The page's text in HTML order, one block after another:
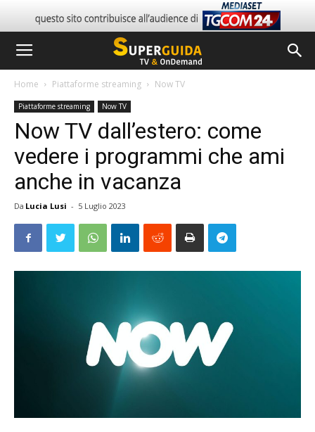
Home Piattaforme streaming Now TV
Piattaforme streaming Now TV
Now TV dall’estero: come
vedere i programmi che ami
anche in vacanza
Da Lucia Lusi - 5 Luglio 2023